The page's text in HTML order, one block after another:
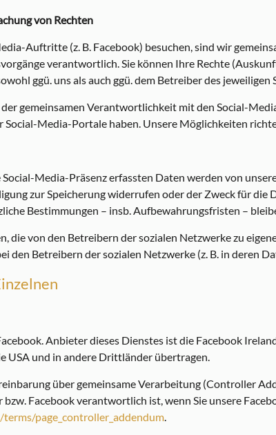
von Rechten
Auftritte (z. B. Facebook) besuchen, sind wir
verantwortlich. Sie können Ihre Rechte
ggü. uns als auch ggü. dem Betreiber des
gemeinsamen Verantwortlichkeit mit den Social-
Media-Portale haben. Unsere Möglichkeiten
Media-Präsenz erfassten Daten werden von
zur Speicherung widerrufen oder der Zweck für
Bestimmungen – insb. Aufbewahrungsfristen –
die von den Betreibern der sozialen Netzwerke zu
den Betreibern der sozialen Netzwerke (z. B. in deren
Anbieter dieses Dienstes ist die Facebook
USA und in andere Drittländer übertragen.
über gemeinsame Verarbeitung (Controller
Facebook verantwortlich ist, wenn Sie unsere
page_controller_addendum.